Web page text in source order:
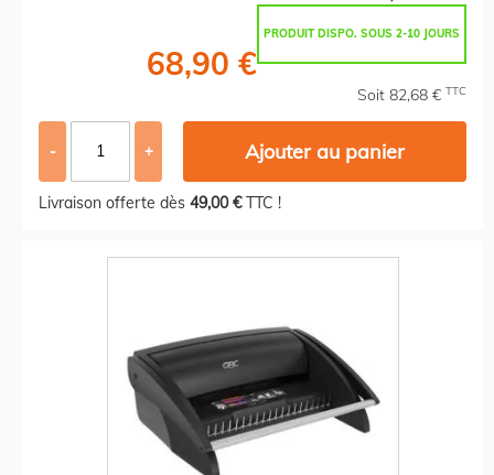
PRODUIT DISPO. SOUS 2-10 JOURS
68,90 €
Soit 82,68 € TTC
- + Ajouter au panier
Livraison offerte dès 49,00 €TTC !